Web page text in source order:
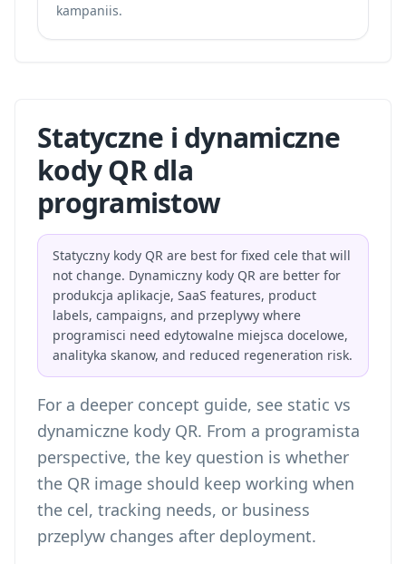
kampaniis.
Statyczne i dynamiczne
kody QR dla
programistow
Statyczny kody QR are best for fixed cele that will
not change. Dynamiczny kody QR are better for
produkcja aplikacje, SaaS features, product
labels, campaigns, and przeplywy where
programisci need edytowalne miejsca docelowe,
analityka skanow, and reduced regeneration risk.
For a deeper concept guide, see static vs
dynamiczne kody QR. From a programista
perspective, the key question is whether
the QR image should keep working when
the cel, tracking needs, or business
przeplyw changes after deployment.